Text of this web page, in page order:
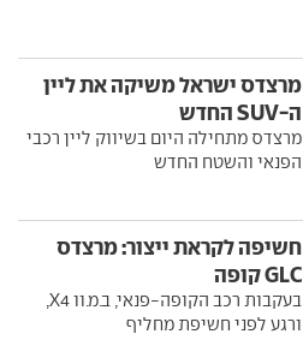
מרצדס ישראל משיקה את ליין
ה-SUV החדש
מרצדס מתחילה היום בשיווק ליין רכבי
הפנאי והשטח החדש
חשיפה לקראת ייצור: מרצדס
GLC קופה
בעקבות רכב הקופה-פנאי, ב.מ.וו X4,
ורגע לפני חשיפת מחליף